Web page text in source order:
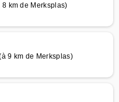
km de Merksplas)
9 km de Merksplas)